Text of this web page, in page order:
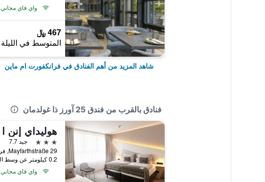
واي فاي مجاني
467 ﷼
المتوسط في الليلة
شاهد المزيد من أهم الفنادق في فرانكفورت ام ماين
فنادق بالقرب من فندق 25 آورز ذا غولدمان
3 نجوم
جيد 7.7
Mayfarthstraße 29, فرانكفورت ام ماين, هسه, ألمانيا
0.2 كيلومتر عن وسط المدينة
واي فاي مجاني